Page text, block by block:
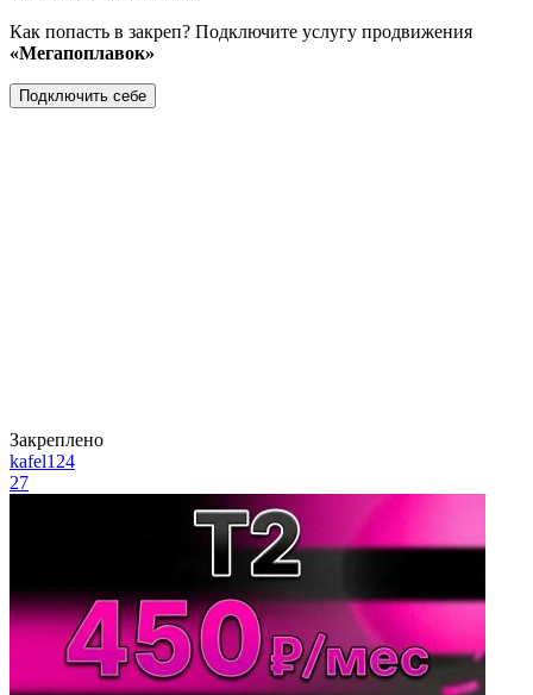
Как попасть в закреп? Подключите услугу продвижения
«Мегапоплавок»
Подключить себе
Закреплено
kafel124
27